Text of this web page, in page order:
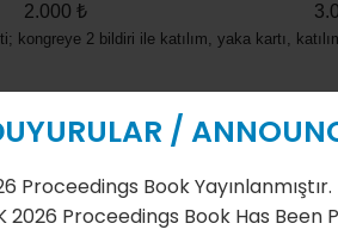
/
Proceedings Book Yayınlanmıştır.
2026 Proceedings Book Has Been
2.000 ₺
kongreye 2 bildiri ile katılım, yaka kartı,